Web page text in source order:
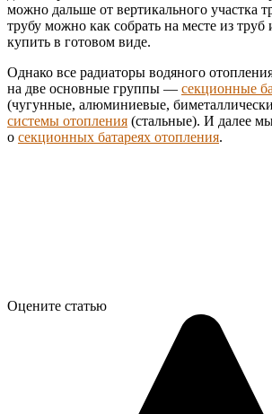
можно дальше от вертикального участка
трубу можно как собрать на месте из труб
купить в готовом виде.
Однако все радиаторы водяного
на две основные группы — секционные
(чугунные, алюминиевые,
системы отопления (стальные). И далее
о секционных батареях отопления.
Оцените статью